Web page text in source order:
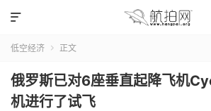

低空经济  正文
俄罗斯已对6座垂直起降飞机
机进行了试飞